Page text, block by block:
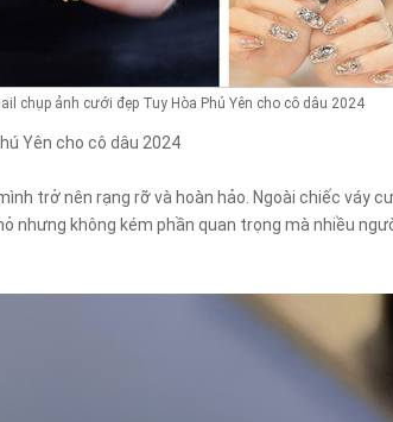
chụp ảnh cưới đẹp Tuy Hòa Phú Yên cho cô dâu 2024
Yên cho cô dâu 2024
trở nên rạng rỡ và hoàn hảo. Ngoài chiếc váy
không kém phần quan trọng mà nhiều